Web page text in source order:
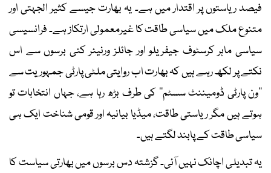
فیصد ریاستوں پر اقتدار میں ہے۔ یہ بھارت جیسے کثیر الجہتی اور
متنوع ملک میں سیاسی طاقت کا غیرمعمولی ارتکاز ہے۔ فرانسیسی
سیاسی ماہر کرسٹوف جیفریلو اور جائلز ورنیئر کئی برسوں سے اس
نکتے پر لکھ رہے ہیں کہ بھارت اب روایتی ملٹی پارٹی جمہوریت سے
’’ون پارٹی ڈومیننٹ سسٹم‘‘ کی طرف بڑھ رہا ہے، جہاں انتخابات تو
ہوتے ہیں مگر ریاستی طاقت، میڈیا بیانیہ اور قومی شناخت ایک ہی
سیاسی طاقت کے پابند لگتے ہیں۔
یہ تبدیلی اچانک نہیں آئی۔ گزشتہ دس برسوں میں بھارتی سیاست کا